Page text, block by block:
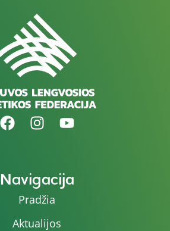
Navigacija
Pradžia
Aktualijos